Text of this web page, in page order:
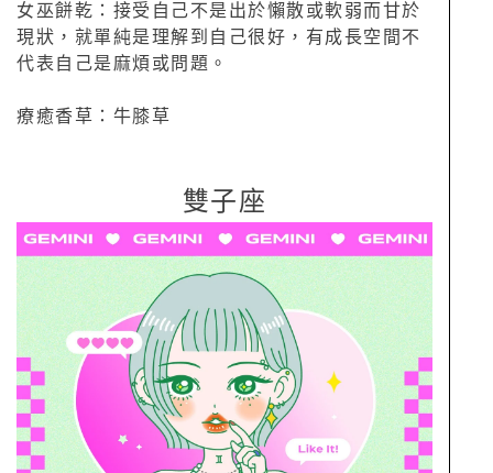
女巫餅乾：接受自己不是出於懶散或軟弱而甘於
現狀，就單純是理解到自己很好，有成長空間不
代表自己是麻煩或問題。
療癒香草：牛膝草
雙子座